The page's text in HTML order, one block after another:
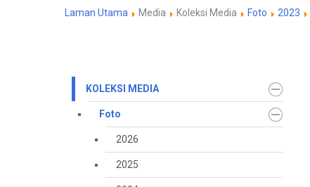
Laman Utama Media Koleksi Media Foto 2023
KOLEKSI MEDIA
Foto
2026
2025